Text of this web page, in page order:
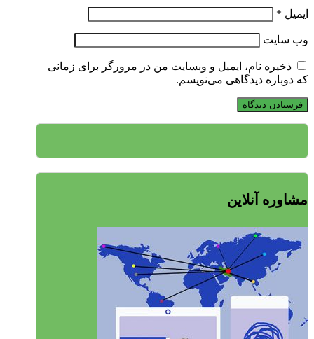
ایمیل *
وب‌ سایت
ذخیره نام، ایمیل و وبسایت من در مرورگر برای زمانی
که دوباره دیدگاهی می‌نویسم.
مشاوره آنلاین